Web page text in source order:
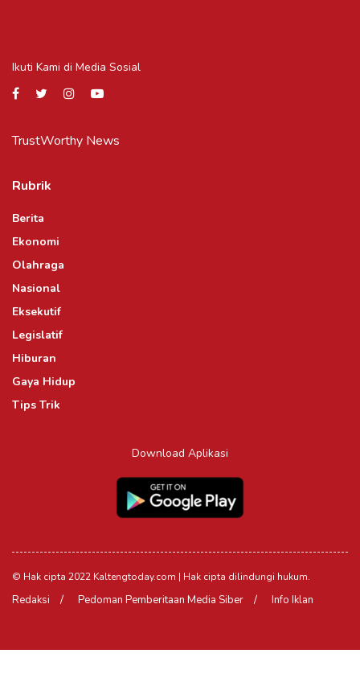
Ikuti Kami di Media Sosial
TrustWorthy News
Rubrik
Berita
Ekonomi
Olahraga
Nasional
Eksekutif
Legislatif
Hiburan
Gaya Hidup
Tips Trik
Download Aplikasi
© Hak cipta 2022 Kaltengtoday.com | Hak cipta dilindungi hukum.
Redaksi Pedoman Pemberitaan Media Siber Info Iklan